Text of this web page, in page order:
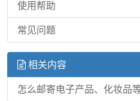
使用帮助
常见问题
相关内容
怎么邮寄电子产品、化妆品